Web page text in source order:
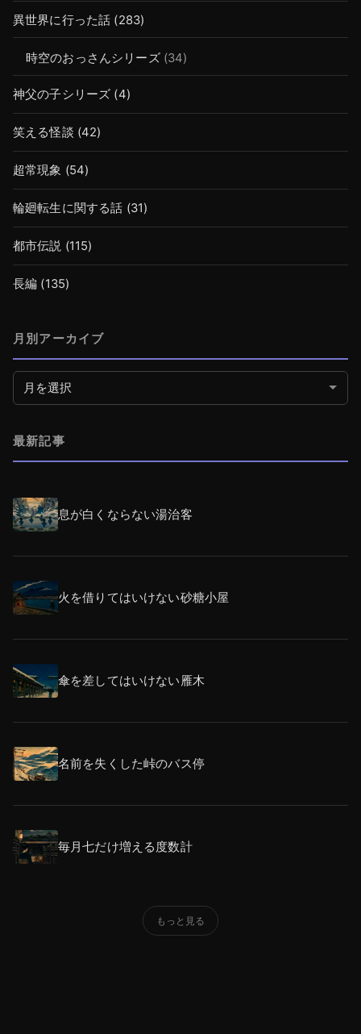
異世界に行った話 (283)
時空のおっさんシリーズ(34)
神父の子シリーズ (4)
笑える怪談 (42)
超常現象 (54)
輪廻転生に関する話 (31)
都市伝説 (115)
長編 (135)
月別アーカイブ
月別アーカイブ
最新記事
息が白くならない湯治客
火を借りてはいけない砂糖小屋
傘を差してはいけない雁木
名前を失くした峠のバス停
毎月七だけ増える度数計
もっと見る